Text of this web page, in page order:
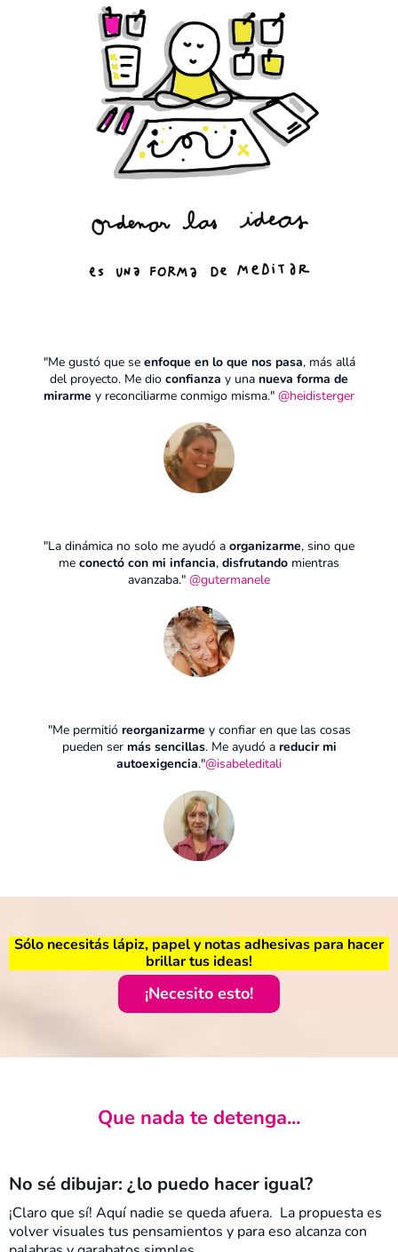
"Me gustó que se enfoque en lo que nos pasa, más allá
del proyecto. Me dio confianza y una nueva forma de
mirarme y reconciliarme conmigo misma." @heidisterger
"La dinámica no solo me ayudó a organizarme, sino que
me conectó con mi infancia, disfrutando mientras
avanzaba." @gutermanele
"Me permitió reorganizarme y confiar en que las cosas
pueden ser más sencillas. Me ayudó a reducir mi
autoexigencia."@isabeleditali
Sólo necesitás lápiz, papel y notas adhesivas para hacer
brillar tus ideas!
¡Necesito esto!
Que nada te detenga...
No sé dibujar: ¿lo puedo hacer igual?
¡Claro que sí! Aquí nadie se queda afuera. La propuesta es
volver visuales tus pensamientos y para eso alcanza con